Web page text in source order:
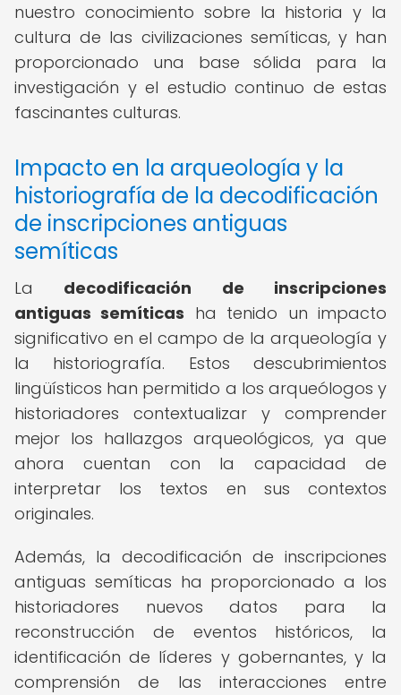
nuestro conocimiento sobre la historia y la
cultura de las civilizaciones semíticas, y han
proporcionado una base sólida para la
investigación y el estudio continuo de estas
fascinantes culturas.
Impacto en la arqueología y la
historiografía de la decodificación
de inscripciones antiguas
semíticas
La decodificación de inscripciones
antiguas semíticas ha tenido un impacto
significativo en el campo de la arqueología y
la historiografía. Estos descubrimientos
lingüísticos han permitido a los arqueólogos y
historiadores contextualizar y comprender
mejor los hallazgos arqueológicos, ya que
ahora cuentan con la capacidad de
interpretar los textos en sus contextos
originales.
Además, la decodificación de inscripciones
antiguas semíticas ha proporcionado a los
historiadores nuevos datos para la
reconstrucción de eventos históricos, la
identificación de líderes y gobernantes, y la
comprensión de las interacciones entre